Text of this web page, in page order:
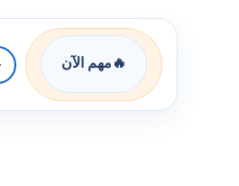
🔥 مهم الآن